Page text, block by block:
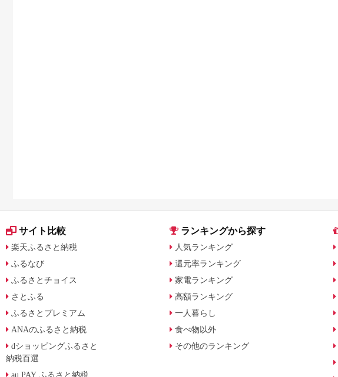
サイト比較
楽天ふるさと納税
ふるなび
ふるさとチョイス
さとふる
ふるさとプレミアム
ANAのふるさと納税
dショッピングふるさと
納税百選
au PAY ふるさと納税
ランキングから探す
人気ランキング
還元率ランキング
家電ランキング
高額ランキング
一人暮らし
食べ物以外
その他のランキング